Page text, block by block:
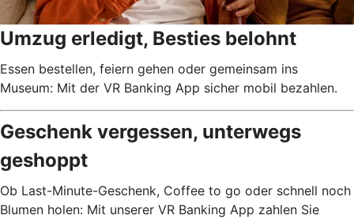
Umzug erledigt, Besties belohnt
Essen bestellen, feiern gehen oder gemeinsam ins
Museum: Mit der VR Banking App sicher mobil bezahlen.
Geschenk vergessen, unterwegs
geshoppt
Ob Last-Minute-Geschenk, Coffee to go oder schnell noch
Blumen holen: Mit unserer VR Banking App zahlen Sie